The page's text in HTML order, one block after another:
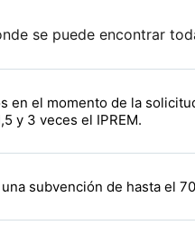
se puede encontrar
en el momento de la
y 3 veces el IPREM.
subvención de hasta el